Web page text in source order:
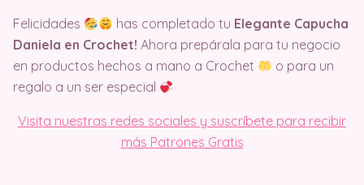
Felicidades has completado tu Elegante Capucha
Daniela en Crochet! Ahora prepárala para tu negocio
en productos hechos a mano a Crochet
o para un
regalo a un ser especial
Visita nuestras redes sociales y suscríbete para recibir
más Patrones Gratis